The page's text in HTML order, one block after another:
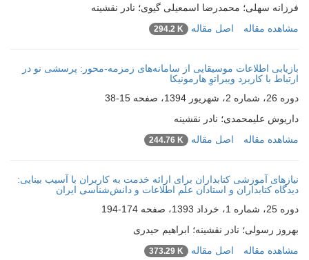
فرزانه سهلی؛ محمدرضا اسمعیلی گیوی؛ نادر نقشینه
مشاهده مقاله
اصل مقاله 294.2 K
بازیابی اطلاعات موسیقایی از سامانه‌های زمزمه-محور: پرسشی نو در
ارتباط با کاربرد ویبراتوِ هارمونیکا
دوره 26، شماره 2، شهریور 1394، صفحه
15-38
داریوش علیمحمدی؛ نادر نقشینه
مشاهده مقاله
اصل مقاله 244.76 K
نیازهای آموزشی کتابداران برای ارائه خدمت به کاربران با آسیب بینایی:
دیدگاه کتابداران و استادان علم اطلاعات و دانش‌شناسی ایران
دوره 25، شماره 1، خرداد 1393، صفحه
174-194
بهروز رسولی؛ نادر نقشینه؛ ابراهیم حیدری
مشاهده مقاله
اصل مقاله 373.29 K